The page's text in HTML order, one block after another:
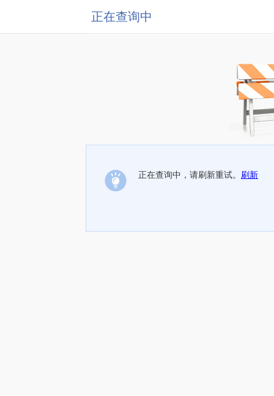
正在查询中
正在查询中，请刷新重试。 刷新